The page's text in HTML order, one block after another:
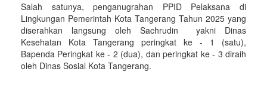
Salah satunya, penganugrahan PPID Pelaksana di
Lingkungan Pemerintah Kota Tangerang Tahun 2025 yang
diserahkan langsung oleh Sachrudin yakni Dinas
Kesehatan Kota Tangerang peringkat ke - 1 (satu),
Bapenda Peringkat ke - 2 (dua), dan peringkat ke - 3 diraih
oleh Dinas Sosial Kota Tangerang.